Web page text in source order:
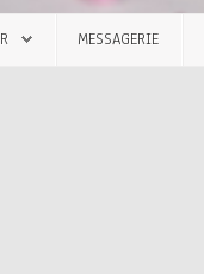
MESSAGERIE